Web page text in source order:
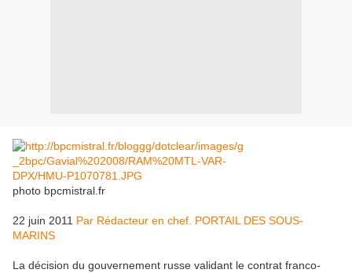
photo bpcmistral.fr
22 juin 2011 Par Rédacteur en chef. PORTAIL DES SOUS-
MARINS
La décision du gouvernement russe validant le contrat franco-